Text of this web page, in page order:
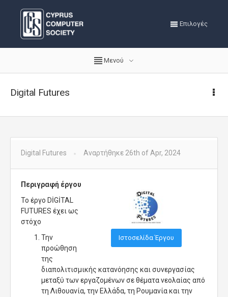
Επιλογές
Μενού
Digital Futures
Digital Futures Αναρτήθηκε 26th of Apr, 2024
Ιστοσελίδα Έργου
Περιγραφή έργου
Το έργο DİGİTAL
FUTURES έχει ως
στόχο
Την
προώθηση
της
διαπολιτισμικής κατανόησης και συνεργασίας
μεταξύ των εργαζομένων σε θέματα νεολαίας από
τη Λιθουανία, την Ελλάδα, τη Ρουμανία και την